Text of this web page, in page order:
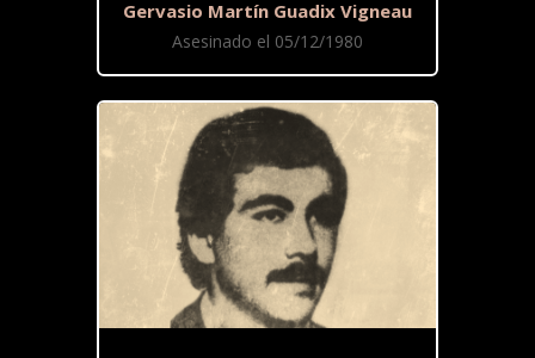
Gervasio Martín Guadix Vigneau
Asesinado el 05/12/1980